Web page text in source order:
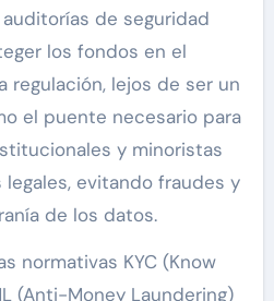
de seguridad
los fondos en el
regulación, lejos de ser un
el puente necesario para
y minoristas
evitando fraudes y
de los datos.
normativas KYC (Know
(Anti-Money Laundering)